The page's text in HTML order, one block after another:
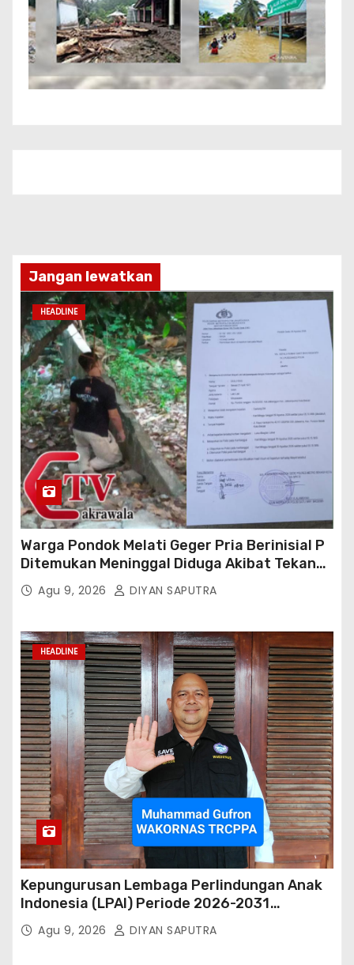
Jangan lewatkan
HEADLINE
Warga Pondok Melati Geger Pria Berinisial P
Ditemukan Meninggal Diduga Akibat Tekanan
Hutang
Agu 9, 2026 DIYAN SAPUTRA
HEADLINE
Kepungurusan Lembaga Perlindungan Anak
Indonesia (LPAI) Periode 2026-2031
Terbentuk, Wakil Kordinator Nasional Tim
Reaksi Cepat Perlindungan Perempuan Anak
Agu 9, 2026 DIYAN SAPUTRA